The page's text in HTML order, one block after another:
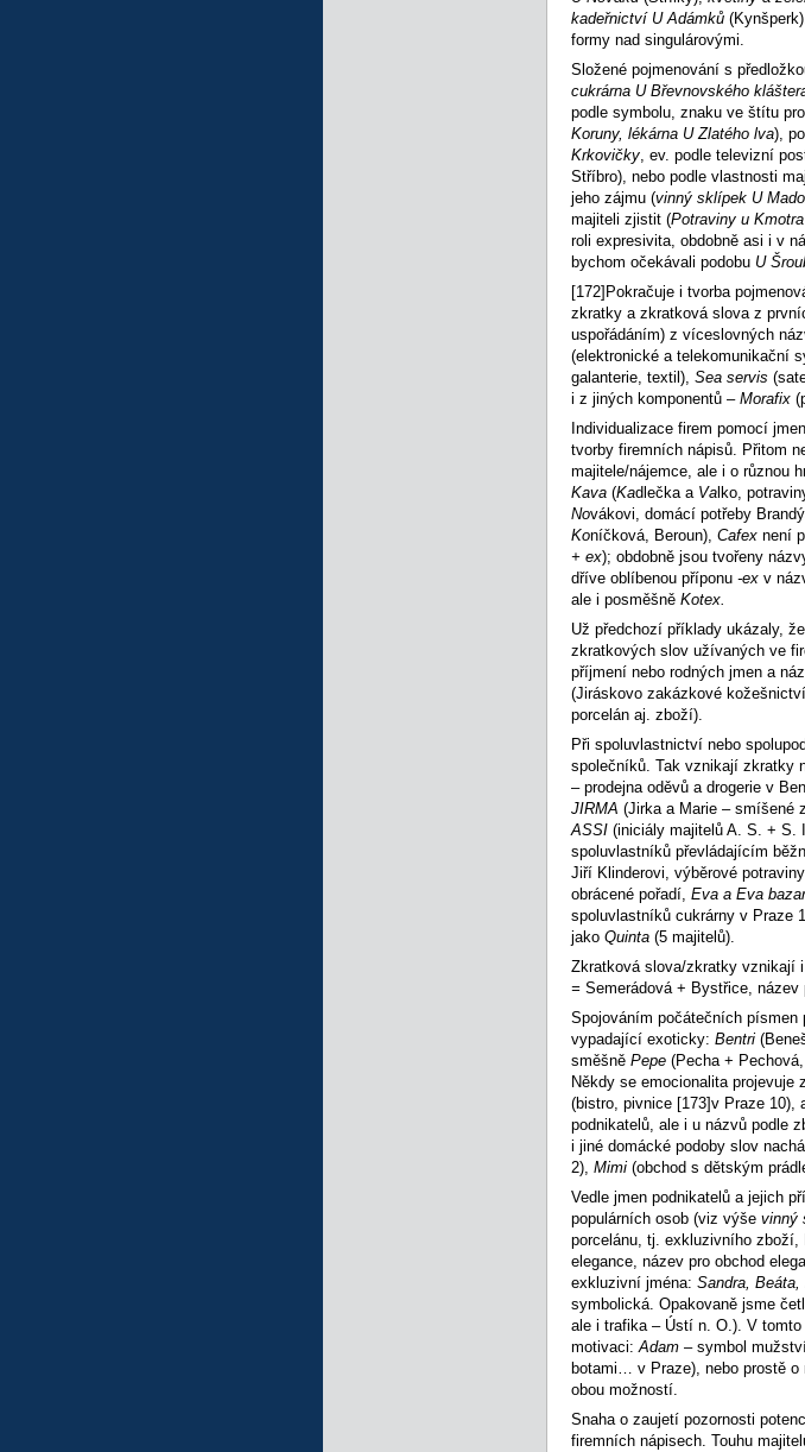
kadeřnictví U Adámků
formy nad singulárovými.
Složené pojmenování s
cukrárna U Břevnovského
podle symbolu, znaku ve štítu
Koruny, lékárna U Zlatého lva),
Krkovičky, ev. podle televizní
Stříbro), nebo podle vlastnosti
jeho zájmu (vinný sklípek U
majiteli zjistit (Potraviny u Kmotra
roli expresivita, obdobně asi i v
bychom očekávali podobu U
[172]Pokračuje i tvorba
zkratky a zkratková slova z
uspořádáním) z víceslovných
(elektronické a telekomunikační
galanterie, textil), Sea servis
i z jiných komponentů – Morafix
Individualizace firem pomocí
tvorby firemních nápisů. Přitom
majitele/nájemce, ale i o různou
Kava (Kadlečka a Va lko,
Novákovi, domácí potřeby
Koníčková, Beroun), Cafex není
+ ex); obdobně jsou tvořeny
dříve oblíbenou příponu -ex v
ale i posměšně Kotex.
Už předchozí příklady ukázaly,
zkratkových slov užívaných ve
příjmení nebo rodných jmen a
(Jiráskovo zakázkové
porcelán aj. zboží).
Při spoluvlastnictví nebo
společníků. Tak vznikají zkratky
– prodejna oděvů a drogerie v
JIRMA (Jirka a Marie – smíšené
ASSI (iniciály majitelů A. S. + S.
spoluvlastníků převládajícím
Jiří Klinderovi, výběrové
obrácené pořadí, Eva a Eva
spoluvlastníků cukrárny v Praze
jako Quinta (5 majitelů).
Zkratková slova/zkratky vznikají
= Semerádová + Bystřice, název
Spojováním počátečních
vypadající exoticky: Bentri
směšně Pepe (Pecha +
Někdy se emocionalita projevuje
(bistro, pivnice [173]v Praze 10),
podnikatelů, ale i u názvů podle
i jiné domácké podoby slov
2), Mimi (obchod s dětským
Vedle jmen podnikatelů a jejich
populárních osob (viz výše vinný
porcelánu, tj. exkluzivního zboží,
elegance, název pro obchod
exkluzivní jména: Sandra,
symbolická. Opakovaně jsme
ale i trafika – Ústí n. O.). V
motivaci:Adam – symbol
botami… v Praze), nebo prostě o
obou možností.
Snaha o zaujetí pozornosti
firemních nápisech. Touhu